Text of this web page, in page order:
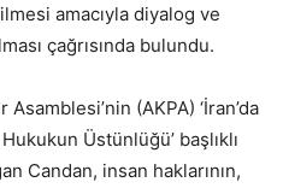
amacıyla diyalog ve
çağrısında bulundu.
(AKPA) ‘İran’da
Üstünlüğü’ başlıklı
Candan, insan haklarının,